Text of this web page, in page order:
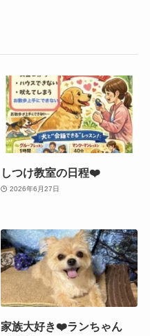
しつけ教室の日程❤️
2026年6月27日
家族大好き❤️ランちゃん